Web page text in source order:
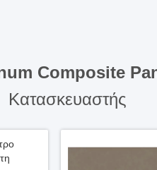
Composite
Κατασκευαστής